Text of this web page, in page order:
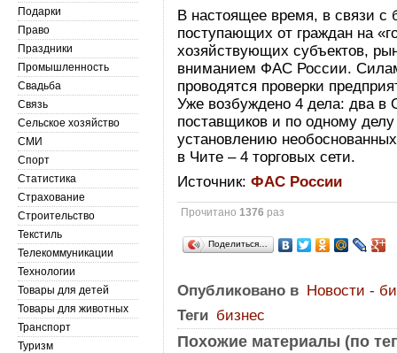
В настоящее время, в связи
поступающих от граждан на
хозяйствующих субъектов,
вниманием ФАС России.
проводятся проверки
Уже возбуждено 4 дела: два в
поставщиков и по одному
установлению
в Чите – 4 торговых сети.
Источник:ФАС России
Прочитано1376 раз
Поделиться…
Опубликовано в Новости -
Теги бизнес
Похожие материалы (по
Подарки
Право
Праздники
Промышленность
Свадьба
Связь
Сельское хозяйство
СМИ
Спорт
Статистика
Страхование
Строительство
Текстиль
Телекоммуникации
Технологии
Товары для детей
Товары для животных
Транспорт
Туризм